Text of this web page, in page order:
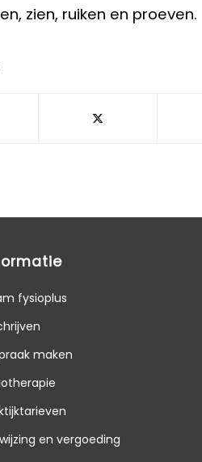
zien, ruiken en proeven.
fysioplus
maken
en vergoeding